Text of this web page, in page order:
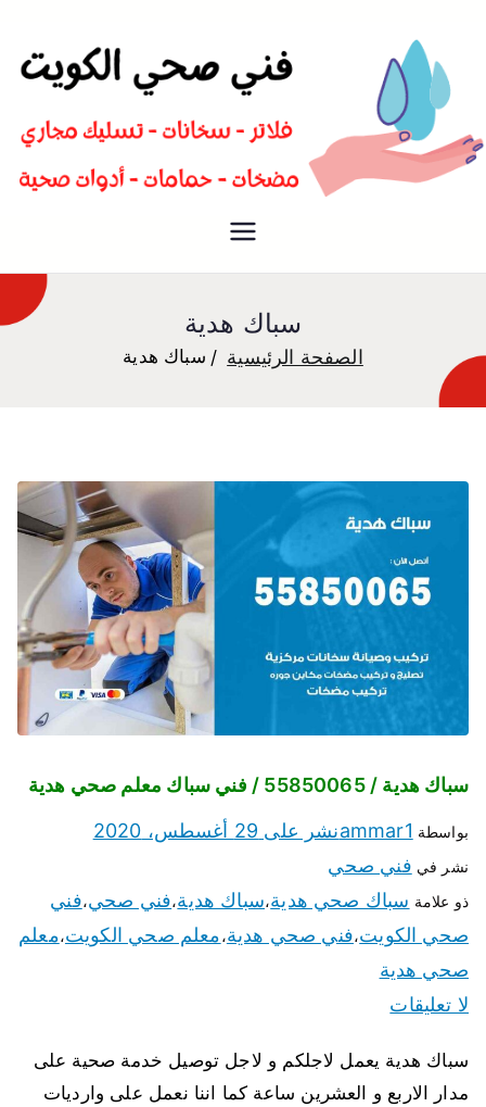
سباك صحي تسليك مجاري افضل
سباك هدية
الصفحة الرئيسية سباك هدية
سباك هدية / 55850065 / فني سباك معلم صحي هدية
بواسطة ammar1نشر على 29 أغسطس، 2020
نشر في فني صحي
ذو علامة سباك صحي هدية،سباك هدية،فني صحي،فني
صحي الكويت،فني صحي هدية،معلم صحي الكويت،معلم
صحي هدية
لا تعليقات
سباك هدية يعمل لاجلكم و لاجل توصيل خدمة صحية على
مدار الاربع و العشرين ساعة كما اننا نعمل على وارديات